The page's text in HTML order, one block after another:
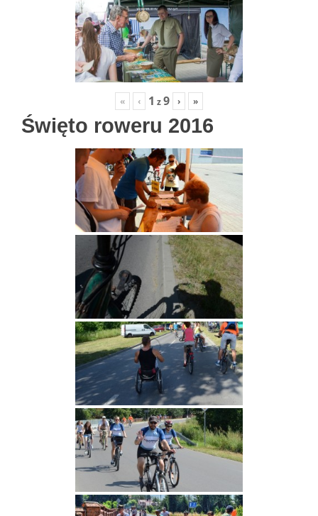
« ‹ 1 z9 › »
Święto roweru 2016